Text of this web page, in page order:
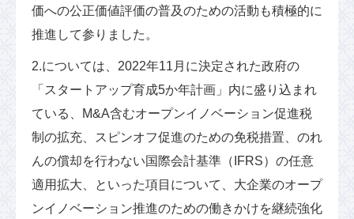
価への公正価値評価の普及のための活動も積極的に
推進して参りました。
2.については、2022年11月に決定された政府の
「スタートアップ育成5か年計画」内に盛り込まれ
ている、M&A含むオープンイノベーション促進税
制の拡充、スピンオフ促進のための免税措置、のれ
んの償却を行わない国際会計基準（IFRS）の任意
適用拡大、といった項目について、大企業のオープ
ンイノベーション推進のための働きかけを継続強化